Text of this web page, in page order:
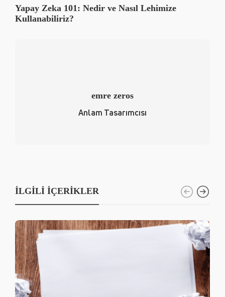
Yapay Zeka 101: Nedir ve Nasıl Lehimize
Kullanabiliriz?
emre zeros
Anlam Tasarımcısı
İLGILI İÇERIKLER